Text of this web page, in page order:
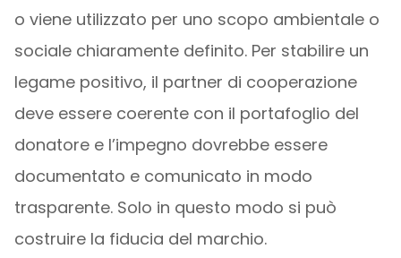
o viene utilizzato per uno scopo ambientale o
sociale chiaramente definito. Per stabilire un
legame positivo, il partner di cooperazione
deve essere coerente con il portafoglio del
donatore e l’impegno dovrebbe essere
documentato e comunicato in modo
trasparente. Solo in questo modo si può
costruire la fiducia del marchio.